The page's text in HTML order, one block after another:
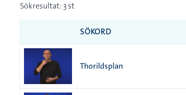
Sökresultat: 3 st
SÖKORD
Thorildsplan